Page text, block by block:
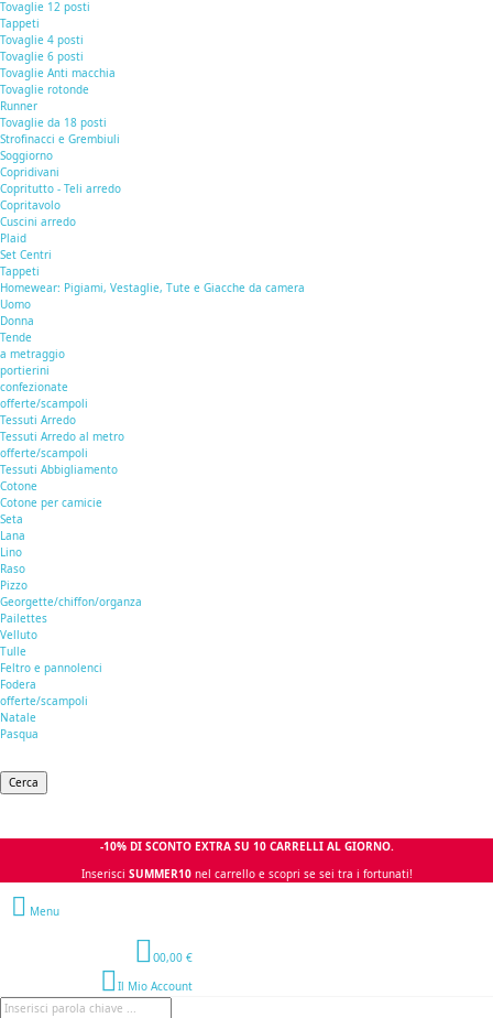
Tovaglie 12 posti
Tappeti
Tovaglie 4 posti
Tovaglie 6 posti
Tovaglie Anti macchia
Tovaglie rotonde
Runner
Tovaglie da 18 posti
Strofinacci e Grembiuli
Soggiorno
Copridivani
Copritutto - Teli arredo
Copritavolo
Cuscini arredo
Plaid
Set Centri
Tappeti
Homewear: Pigiami, Vestaglie, Tute e Giacche da camera
Uomo
Donna
Tende
a metraggio
portierini
confezionate
offerte/scampoli
Tessuti Arredo
Tessuti Arredo al metro
offerte/scampoli
Tessuti Abbigliamento
Cotone
Cotone per camicie
Seta
Lana
Lino
Raso
Pizzo
Georgette/chiffon/organza
Pailettes
Velluto
Tulle
Feltro e pannolenci
Fodera
offerte/scampoli
Natale
Pasqua
Cerca
-10% DI SCONTO EXTRA SU 10 CARRELLI AL GIORNO.
Inserisci SUMMER10 nel carrello e scopri se sei tra i fortunati!
Menu
00,00 €
Il Mio Account